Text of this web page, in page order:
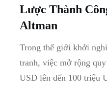
Lược Thành
Altman
Trong thế giới ⁢khởi
tranh,‍ việc mở rộng
USD​ lên đến ⁣100 triệu